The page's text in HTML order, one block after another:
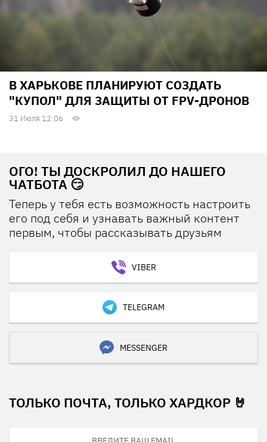
В ХАРЬКОВЕ ПЛАНИРУЮТ СОЗДАТЬ
"КУПОЛ" ДЛЯ ЗАЩИТЫ ОТ FPV-ДРОНОВ
31 Июля 12:06
ОГО! ТЫ ДОСКРОЛИЛ ДО НАШЕГО
ЧАТБОТА 😏
Теперь у тебя есть возможность настроить
его под себя и узнавать важный контент
первым, чтобы рассказывать друзьям
VIBER
TELEGRAM
MESSENGER
ТОЛЬКО ПОЧТА, ТОЛЬКО ХАРДКОР 🤘